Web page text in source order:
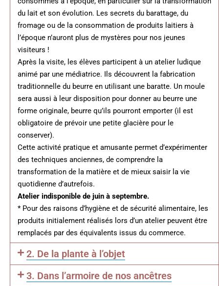
du lait et son évolution. Les secrets du barattage, du
fromage ou de la consommation de produits laitiers à
l’époque n’auront plus de mystères pour nos jeunes
visiteurs !
Après la visite, les élèves participent à un atelier ludique
animé par une médiatrice. Ils découvrent la fabrication
traditionnelle du beurre en utilisant une baratte. Un moule
sera aussi à leur disposition pour donner au beurre une
forme originale, beurre qu’ils pourront emporter (il est
obligatoire de prévoir une petite glacière pour le
conserver).
Cette activité pratique et amusante permet d’expérimenter
des techniques anciennes, de comprendre la
transformation de la matière et de mieux saisir la vie
quotidienne d’autrefois.
Atelier indisponible de juin à septembre.
* Pour des raisons d’hygiène et de sécurité alimentaire, les
produits initialement réalisés lors d’un atelier peuvent être
remplacés par des équivalents issus du commerce.
2. De la plante à l’objet
3. Dans l’armoire de nos ancêtres